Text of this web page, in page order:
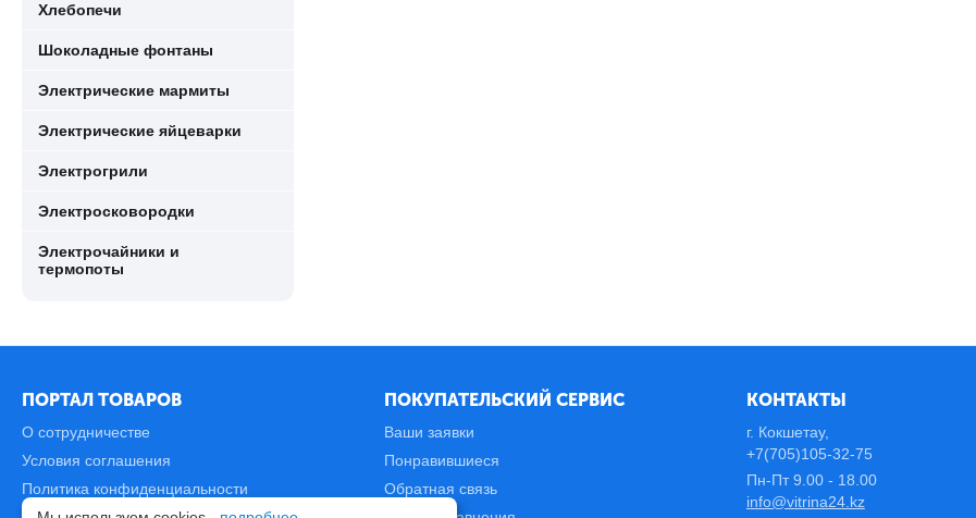
Хлебопечи
Шоколадные фонтаны
Электрические мармиты
Электрические яйцеварки
Электрогрили
Электросковородки
Электрочайники и
термопоты
ПОРТАЛ ТОВАРОВ
О сотрудничестве
Условия соглашения
Политика конфиденциальности
ПОКУПАТЕЛЬСКИЙ СЕРВИС
Ваши заявки
Понравившиеся
Обратная связь
КОНТАКТЫ
г. Кокшетау,
+7(705)105-32-75
Пн-Пт 9.00 - 18.00
info@vitrina24.kz